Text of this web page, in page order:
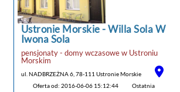
W pokojach są również leżaki i parawany.
Na telewizje zapraszamy do sali telewizyjnej.
Akceptujemy zwierzęta domowe.
tanie noclegi
Ustronie Morskie -Willa Sola W
Iwona Sola
pensjonaty - domy wczasowew Ustroniu
Morskim
ul. NADBRZEŻNA 6, 78-111 Ustronie Morskie
Oferta od: 2016-06-06 15:12:44
Ostatnia